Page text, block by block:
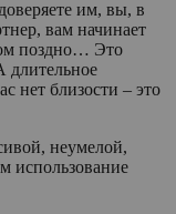
им, вы, в
вам начинает
поздно… Это
длительное
нет близости – это
неумелой,
использование